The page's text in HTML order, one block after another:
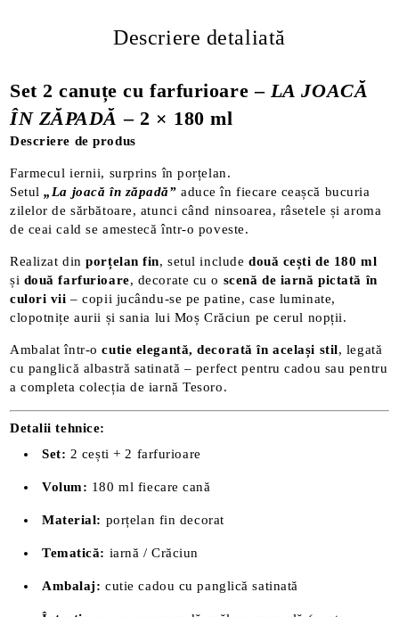
Descriere detaliată
Set 2 canuțe cu farfurioare – LA JOACĂ
ÎN ZĂPADĂ – 2 × 180 ml
Descriere de produs
Farmecul iernii, surprins în porțelan.
Setul „La joacă în zăpadă” aduce în fiecare ceașcă bucuria
zilelor de sărbătoare, atunci când ninsoarea, râsetele și aroma
de ceai cald se amestecă într-o poveste.
Realizat dinporțelan fin, setul include două cești de 180 ml
și două farfurioare, decorate cu o scenă de iarnă pictată în
culori vii – copii jucându-se pe patine, case luminate,
clopotnițe aurii și sania lui Moș Crăciun pe cerul nopții.
Ambalat într-ocutie elegantă, decorată în același stil, legată
cu panglică albastră satinată – perfect pentru cadou sau pentru
a completa colecția de iarnă Tesoro.
Detalii tehnice:
Set: 2 cești + 2 farfurioare
Volum: 180 ml fiecare cană
Material: porțelan fin decorat
Tematică: iarnă / Crăciun
Ambalaj: cutie cadou cu panglică satinată